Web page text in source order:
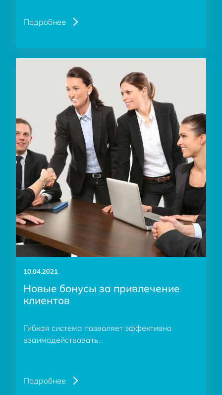
Подробнее
10.04.2021
Новые бонусы за привлечение
клиентов
Гибкая система позволяет эффективно
взаимодействовать.
Подробнее